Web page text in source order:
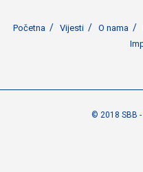
Početna Vijesti O nama
© 2018 SBB